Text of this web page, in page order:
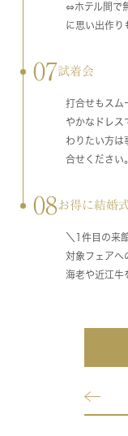
⇔ホテル間で
に思い出作り
07試着会
打合せもスム
やかなドレス
わりたい方は
合せください。
08お得に結婚
＼1件目の来
対象フェアへ
海老や近江牛